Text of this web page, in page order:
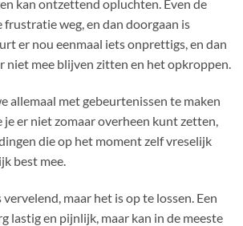
kan ontzettend opluchten. Even de
weg, en dan doorgaan is
er nou eenmaal iets onprettigs, en dan
niet mee blijven zitten en het opkroppen.
allemaal met gebeurtenissen te maken
je er niet zomaar overheen kunt zetten,
die op het moment zelf vreselijk
best mee.
maar het is op te lossen. Een
lastig en pijnlijk, maar kan in de meeste